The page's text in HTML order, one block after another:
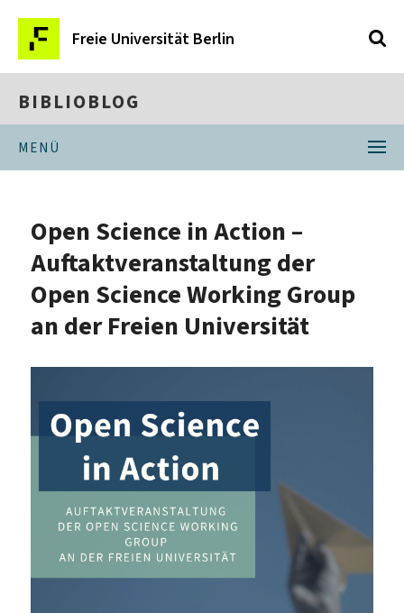
Freie Universität Berlin
BIBLIOBLOG
MENÜ
Open Science in Action –
Auftaktveranstaltung der
Open Science Working Group
an der Freien Universität